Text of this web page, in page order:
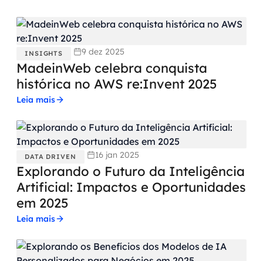
INSIGHTS 9 dez 2025
MadeinWeb celebra conquista
histórica no AWS re:Invent 2025
Leia mais
DATA DRIVEN 16 jan 2025
Explorando o Futuro da Inteligência
Artificial: Impactos e Oportunidades
em 2025
Leia mais